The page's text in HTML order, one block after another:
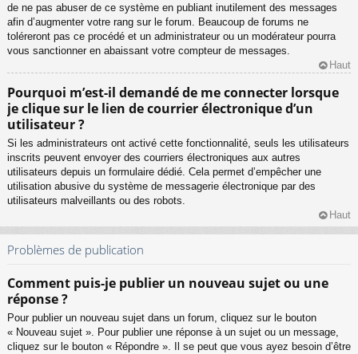
de ne pas abuser de ce système en publiant inutilement des messages
afin d’augmenter votre rang sur le forum. Beaucoup de forums ne
toléreront pas ce procédé et un administrateur ou un modérateur pourra
vous sanctionner en abaissant votre compteur de messages.
Haut
Pourquoi m’est-il demandé de me connecter lorsque
je clique sur le lien de courrier électronique d’un
utilisateur ?
Si les administrateurs ont activé cette fonctionnalité, seuls les utilisateurs
inscrits peuvent envoyer des courriers électroniques aux autres
utilisateurs depuis un formulaire dédié. Cela permet d’empêcher une
utilisation abusive du système de messagerie électronique par des
utilisateurs malveillants ou des robots.
Haut
Problèmes de publication
Comment puis-je publier un nouveau sujet ou une
réponse ?
Pour publier un nouveau sujet dans un forum, cliquez sur le bouton
« Nouveau sujet ». Pour publier une réponse à un sujet ou un message,
cliquez sur le bouton « Répondre ». Il se peut que vous ayez besoin d’être